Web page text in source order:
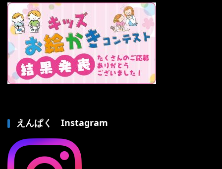
えんぱく Instagram